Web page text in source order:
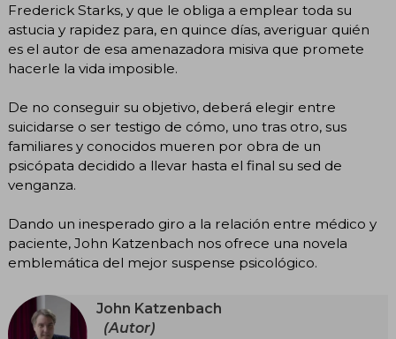
Frederick Starks, y que le obliga a emplear toda su
astucia y rapidez para, en quince días, averiguar quién
es el autor de esa amenazadora misiva que promete
hacerle la vida imposible.
De no conseguir su objetivo, deberá elegir entre
suicidarse o ser testigo de cómo, uno tras otro, sus
familiares y conocidos mueren por obra de un
psicópata decidido a llevar hasta el final su sed de
venganza.
Dando un inesperado giro a la relación entre médico y
paciente, John Katzenbach nos ofrece una novela
emblemática del mejor suspense psicológico.
John Katzenbach
(Autor)